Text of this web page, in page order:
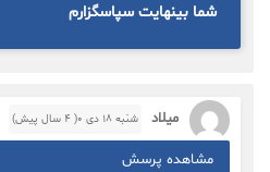
شما بینهایت سپاسگزارم
میلاد شنبه ۱۸ دی ۰( 4 سال پیش)
مشاهده پرسش